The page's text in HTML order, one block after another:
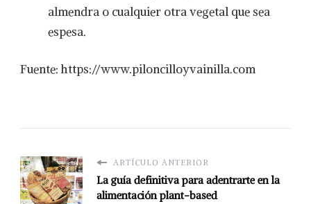
almendra o cualquier otra vegetal que sea
espesa.
Fuente: https://www.piloncilloyvainilla.com
ARTÍCULO ANTERIOR
La guía definitiva para adentrarte en la
alimentación plant-based